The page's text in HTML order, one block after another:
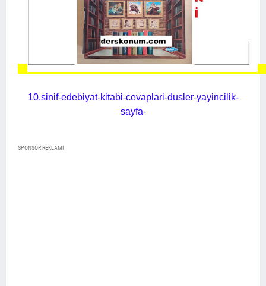
10.sinif-edebiyat-kitabi-cevaplari-dusler-yayincilik-
sayfa-
SPONSOR REKLAMI